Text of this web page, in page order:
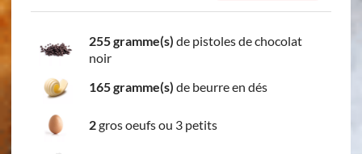
255 gramme(s) de pistoles de chocolat
noir
165 gramme(s) de beurre en dés
2gros oeufs ou 3 petits